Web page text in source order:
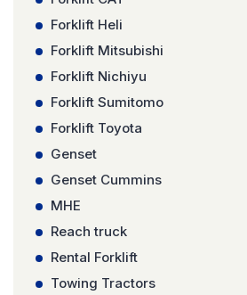
Forklift Heli
Forklift Mitsubishi
Forklift Nichiyu
Forklift Sumitomo
Forklift Toyota
Genset
Genset Cummins
MHE
Reach truck
Rental Forklift
Towing Tractors